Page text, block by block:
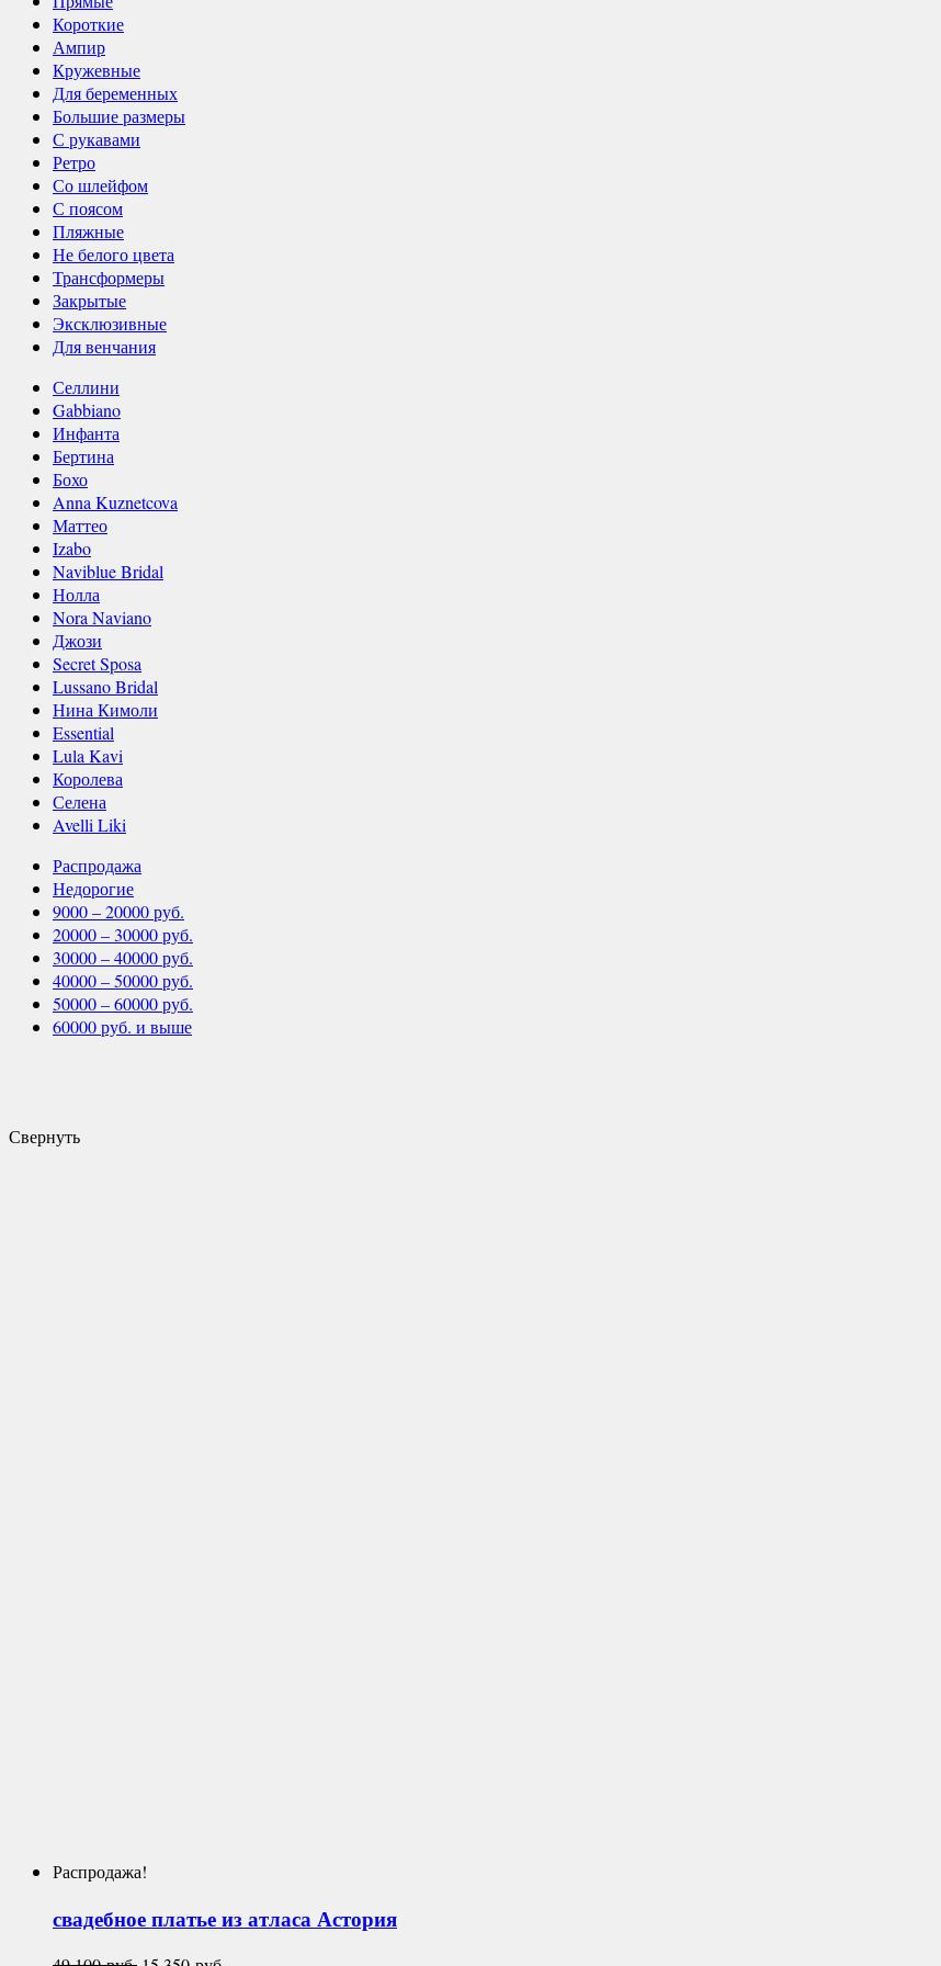
Короткие
Ампир
Кружевные
Для беременных
Большие размеры
С рукавами
Ретро
Со шлейфом
С поясом
Пляжные
Не белого цвета
Трансформеры
Закрытые
Эксклюзивные
Для венчания
Селлини
Gabbiano
Инфанта
Бертина
Бохо
Anna Kuznetcova
Маттео
Izabo
Naviblue Bridal
Нолла
Nora Naviano
Джози
Secret Sposa
Lussano Bridal
Нина Кимоли
Essential
Lula Kavi
Королева
Селена
Avelli Liki
Распродажа
Недорогие
9000 – 20000 руб.
20000 – 30000 руб.
30000 – 40000 руб.
40000 – 50000 руб.
50000 – 60000 руб.
60000 руб. и выше
Свернуть
Распродажа!
свадебное платье из атласаАстория